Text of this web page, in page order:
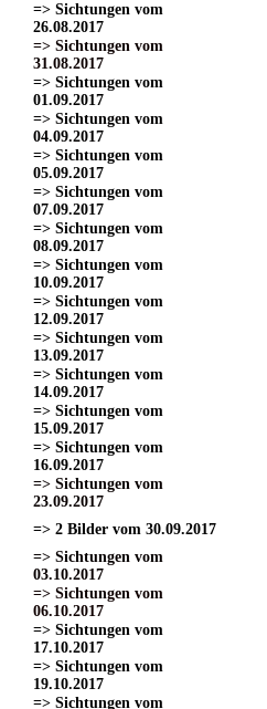
=> Sichtungen vom
26.08.2017
=> Sichtungen vom
31.08.2017
=> Sichtungen vom
01.09.2017
=> Sichtungen vom
04.09.2017
=> Sichtungen vom
05.09.2017
=> Sichtungen vom
07.09.2017
=> Sichtungen vom
08.09.2017
=> Sichtungen vom
10.09.2017
=> Sichtungen vom
12.09.2017
=> Sichtungen vom
13.09.2017
=> Sichtungen vom
14.09.2017
=> Sichtungen vom
15.09.2017
=> Sichtungen vom
16.09.2017
=> Sichtungen vom
23.09.2017
=> 2 Bilder vom 30.09.2017
=> Sichtungen vom
03.10.2017
=> Sichtungen vom
06.10.2017
=> Sichtungen vom
17.10.2017
=> Sichtungen vom
19.10.2017
=> Sichtungen vom